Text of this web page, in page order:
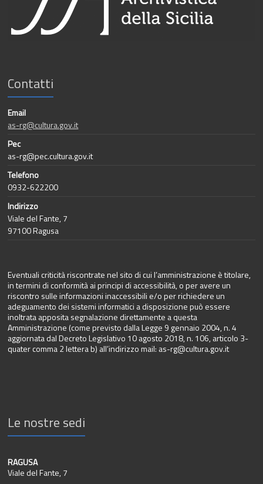
Contatti
Email
as-rg@cultura.gov.it
Pec
as-rg@pec.cultura.gov.it
Telefono
0932-622200
Indirizzo
Viale del Fante, 7
97100 Ragusa
Eventuali criticità riscontrate nel sito di cui l’amministrazione è titolare,
in termini di conformità ai principi di accessibilità, o per avere un
riscontro sulle informazioni inaccessibili e/o per richiedere un
adeguamento dei sistemi informatici a disposizione può essere
inoltrata apposita segnalazione direttamente a questa
Amministrazione (come previsto dalla Legge 9 gennaio 2004, n. 4
aggiornata dal Decreto Legislativo 10 agosto 2018, n. 106, articolo 3-
quater comma 2 lettera b) all’indirizzo mail: as-rg@cultura.gov.it
Le nostre sedi
RAGUSA
Viale del Fante, 7